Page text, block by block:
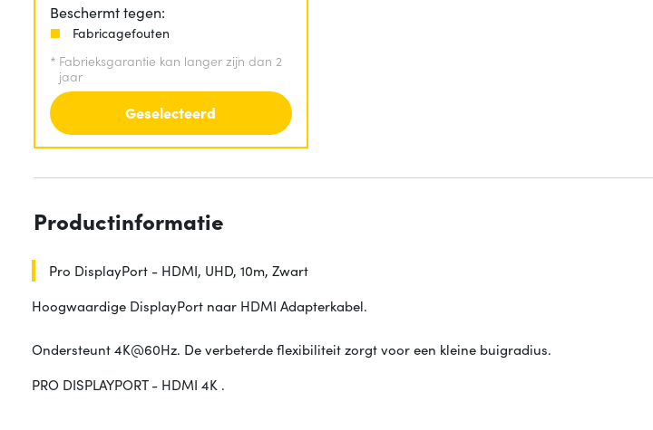
Beschermt tegen:
Fabricagefouten
* Fabrieksgarantie kan langer zijn dan 2
jaar
Geselecteerd
Productinformatie
Pro DisplayPort - HDMI, UHD, 10m, Zwart
Hoogwaardige DisplayPort naar HDMI Adapterkabel.
Ondersteunt 4K@60Hz. De verbeterde flexibiliteit zorgt voor een kleine buigradius.
PRO DISPLAYPORT - HDMI 4K .